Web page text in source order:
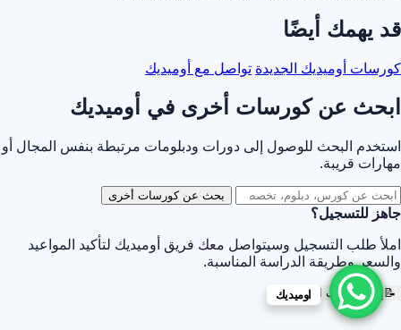
قد يهمك أيضًا
كورسات أوميديك الجديدة تواصل مع أوميديك
ابحث عن كورسات أخرى في أوميديك
استخدم البحث للوصول إلى دورات ودبلومات مرتبطة بنفس المجال أو
مهارات قريبة.
بحث عن كورسات أخرى
جاهز للتسجيل؟
املأ طلب التسجيل وسيتواصل معك فريق أوميديك لتأكيد المواعيد
والسعر وطريقة الدراسة المناسبة.
📝 إرسال طلب التسجيل
اوميديك